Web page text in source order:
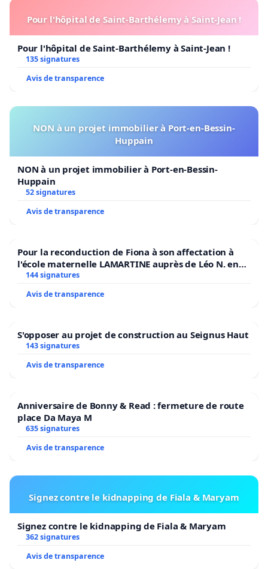
Pour l'hôpital de Saint-Barthélemy à Saint-Jean !
Pour l'hôpital de Saint-Barthélemy à Saint-Jean !
135 signatures
Avis de transparence
NON à un projet immobilier à Port-en-Bessin-
Huppain
NON à un projet immobilier à Port-en-Bessin-
Huppain
52 signatures
Avis de transparence
Pour la reconduction de Fiona à son affectation à
l'école maternelle LAMARTINE auprès de Léo N. en
2026/2027
144 signatures
Avis de transparence
S'opposer au projet de construction au Seignus Haut
143 signatures
Avis de transparence
Anniversaire de Bonny & Read : fermeture de route
place Da Maya M
635 signatures
Avis de transparence
Signez contre le kidnapping de Fiala & Maryam
Signez contre le kidnapping de Fiala & Maryam
362 signatures
Avis de transparence